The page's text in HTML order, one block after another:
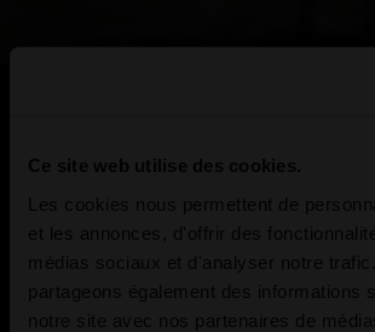
Ce site web utilise des cookies.
Les cookies nous permettent de
et les annonces, d'offrir des
médias sociaux et d'analyser notre
partageons également des informations
notre site avec nos partenaires de